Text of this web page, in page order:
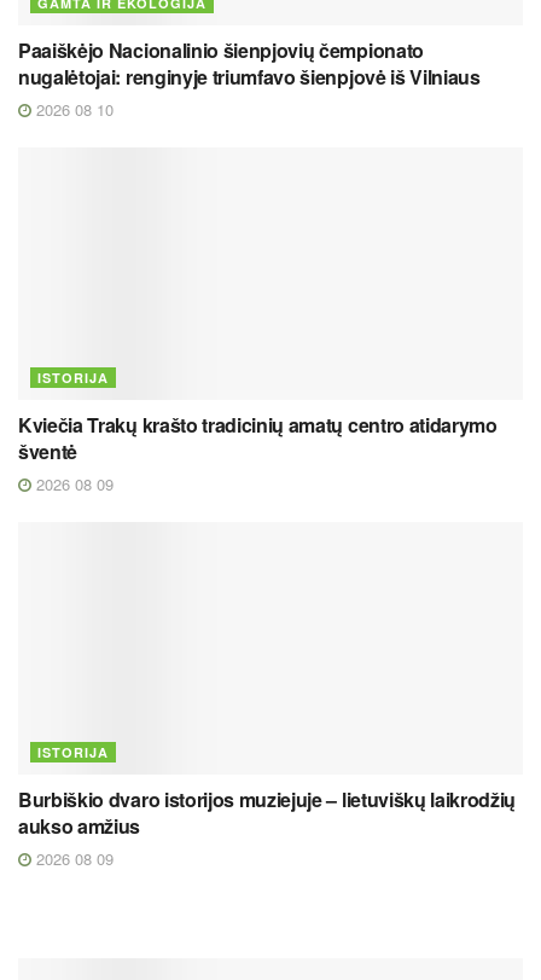
Paaiškėjo Nacionalinio šienpjovių čempionato
nugalėtojai: renginyje triumfavo šienpjovė iš Vilniaus
2026 08 10
ISTORIJA
Kviečia Trakų krašto tradicinių amatų centro atidarymo
šventė
2026 08 09
ISTORIJA
Burbiškio dvaro istorijos muziejuje – lietuviškų laikrodžių
aukso amžius
2026 08 09